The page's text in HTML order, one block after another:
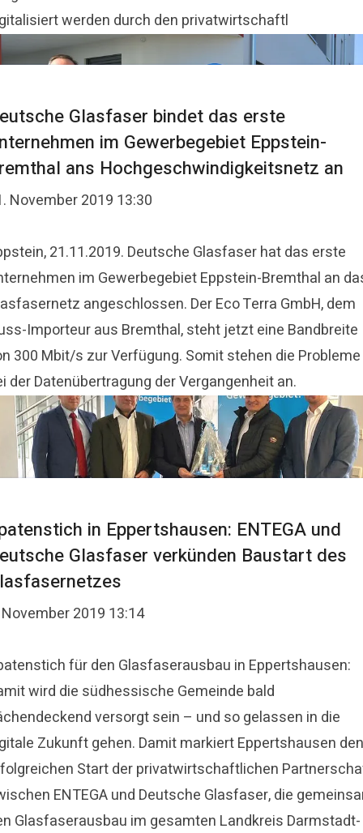
werden durch den privatwirtschaftl
Glasfaser bindet das erste
im Gewerbegebiet Eppstein-
ans Hochgeschwindigkeitsnetz an
November 2019 13:30
21.11.2019. Deutsche Glasfaser hat das erste
im Gewerbegebiet Eppstein-Bremthal an
angeschlossen. Der Eco Terra GmbH, dem
Importeur aus Bremthal, steht jetzt eine Bandbreite
300 Mbit/s zur Verfügung. Somit stehen die Probleme
der Datenübertragung der Vergangenheit an.
in Eppertshausen: ENTEGA und
Glasfaser verkünden Baustart des
2019 13:14
für den Glasfaserausbau in Eppertshausen:
wird die südhessische Gemeinde bald
versorgt sein – und so gelassen in die
Zukunft gehen. Damit markiert Eppertshausen den
Start der privatwirtschaftlichen
ENTEGA und Deutsche Glasfaser, die
Glasfaserausbau im gesamten Landkreis Darmstadt-